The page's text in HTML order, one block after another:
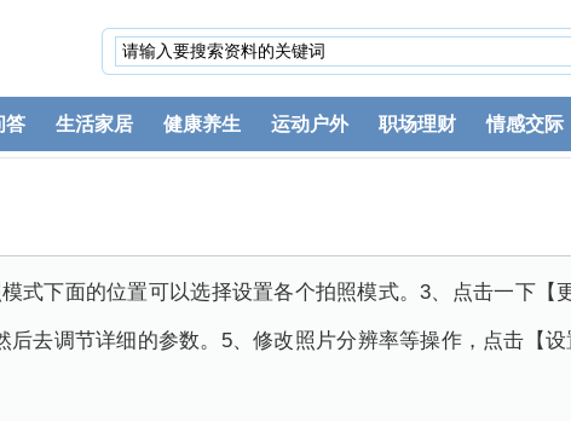
答 生活家居 健康养生 运动户外 职场理财 情感交际
式下面的位置可以选择设置各个拍照模式。3、点击一下【
去调节详细的参数。5、修改照片分辨率等操作，点击【